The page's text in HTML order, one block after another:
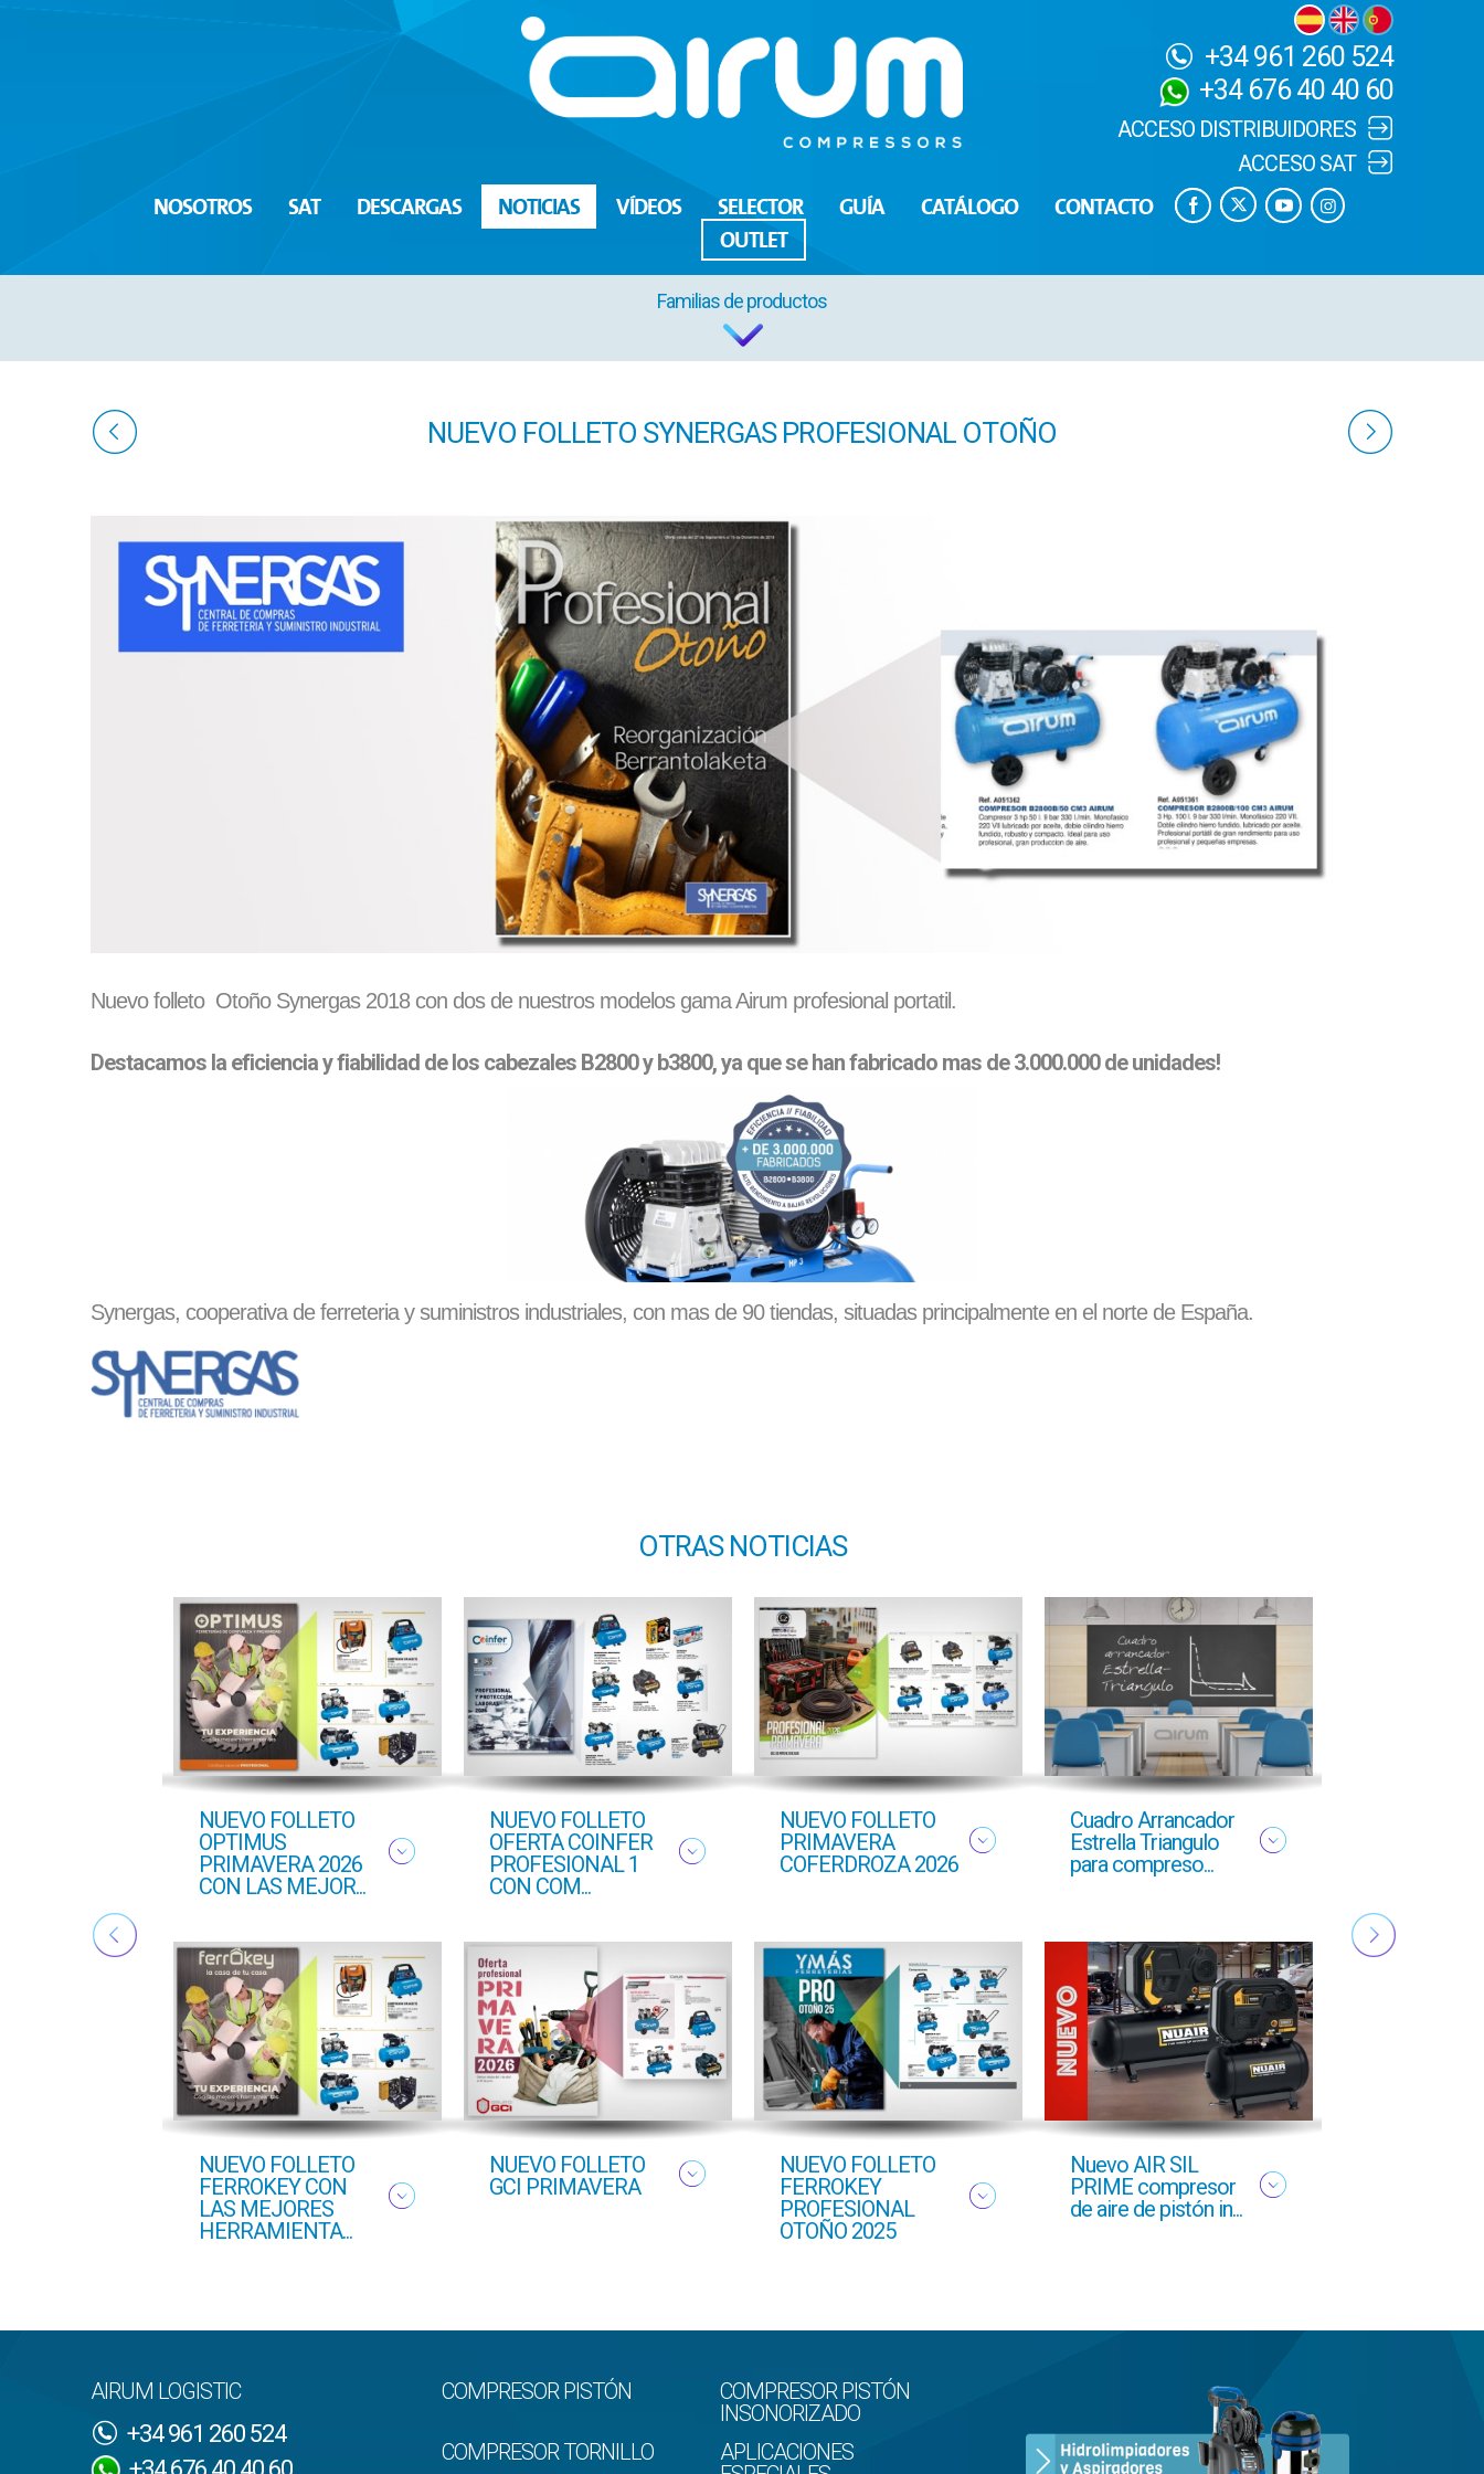
+34 961 260 524
+34 676 40 40 60
ACCESO DISTRIBUIDORES
ACCESO SAT
NOSOTROS SAT DESCARGAS NOTICIAS VÍDEOS SELECTOR GUÍA CATÁLOGO
CONTACTO
OUTLET
Familias de productos
NUEVO FOLLETO SYNERGAS PROFESIONAL OTOÑO
Nuevo folleto Otoño Synergas 2018 con dos de nuestros modelos gama Airum profesional portatil.
Destacamos la eficiencia y fiabilidad de los cabezales B2800 y b3800, ya que se han fabricado mas de 3.000.000 de unidades!
Synergas, cooperativa de ferreteria y suministros industriales, con mas de 90 tiendas, situadas principalmente en el norte de España.
OTRAS NOTICIAS
NUEVO FOLLETO
OPTIMUS
PRIMAVERA 2026
CON LAS MEJOR...
NUEVO FOLLETO
FERROKEY CON
LAS MEJORES
HERRAMIENTA...
NUEVO FOLLETO
OFERTA COINFER
PROFESIONAL 1
CON COM...
NUEVO FOLLETO
GCI PRIMAVERA
NUEVO FOLLETO
PRIMAVERA
COFERDROZA 2026
NUEVO FOLLETO
FERROKEY
PROFESIONAL
OTOÑO 2025
Cuadro Arrancador
Estrella Triangulo
para compreso...
Nuevo AIR SIL
PRIME compresor
de aire de pistón in...
AIRUM LOGISTIC
+34 961 260 524
COMPRESOR PISTÓN
COMPRESOR PISTÓN
INSONORIZADO
COMPRESOR TORNILLO
APLICACIONES